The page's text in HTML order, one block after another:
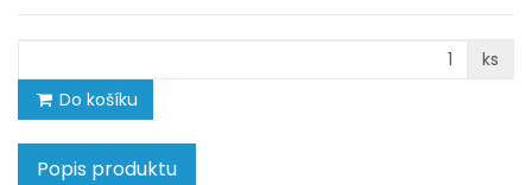
ks
Do košíku
Popis produktu